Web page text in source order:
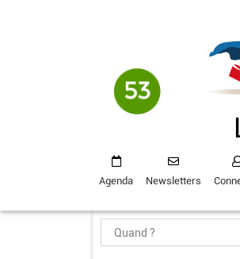
Agenda Newsletters